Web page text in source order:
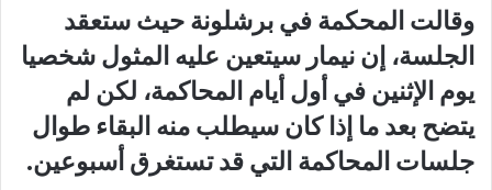
وقالت المحكمة في برشلونة حيث ستعقد
الجلسة، إن نيمار سيتعين عليه المثول شخصيا
يوم الإثنين في أول أيام المحاكمة، لكن لم
يتضح بعد ما إذا كان سيطلب منه البقاء طوال
جلسات المحاكمة التي قد تستغرق أسبوعين.